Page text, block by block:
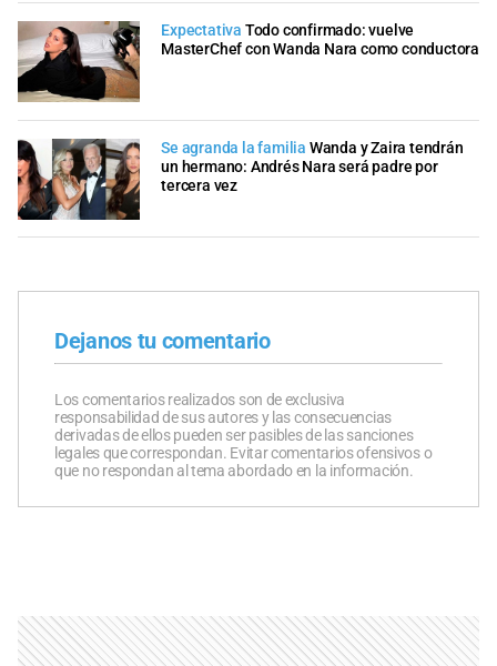
Expectativa Todo confirmado: vuelve
MasterChef con Wanda Nara como conductora
Se agranda la familia Wanda y Zaira tendrán
un hermano: Andrés Nara será padre por
tercera vez
Dejanos tu comentario
Los comentarios realizados son de exclusiva
responsabilidad de sus autores y las consecuencias
derivadas de ellos pueden ser pasibles de las sanciones
legales que correspondan. Evitar comentarios ofensivos o
que no respondan al tema abordado en la información.